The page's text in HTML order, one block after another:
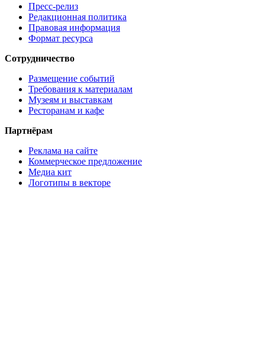
Пресс-релиз
Редакционная политика
Правовая информация
Формат ресурса
Сотрудничество
Размещение событий
Требования к материалам
Музеям и выставкам
Ресторанам и кафе
Партнёрам
Реклама на сайте
Коммерческое предложение
Медиа кит
Логотипы в векторе